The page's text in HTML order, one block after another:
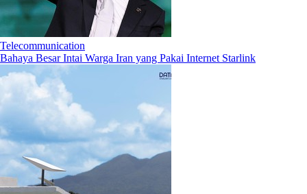
Telecommunication
Bahaya Besar Intai Warga Iran yang Pakai Internet Starlink